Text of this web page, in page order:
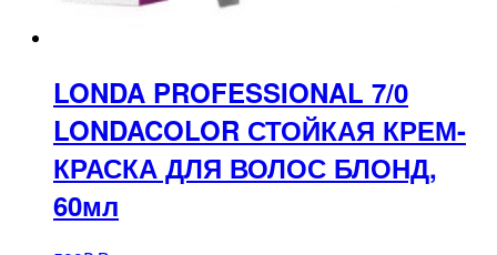
LONDA PROFESSIONAL 7/0
LONDACOLOR СТОЙКАЯ КРЕМ-
КРАСКА ДЛЯ ВОЛОС БЛОНД,
60мл